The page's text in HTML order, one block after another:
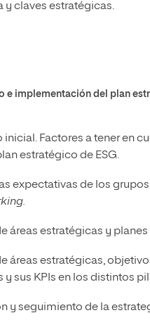
y claves estratégicas.
e implementación del plan
Factores a tener en
estratégico de ESG.
expectativas de los
áreas estratégicas y
áreas estratégicas,
y sus KPIs en los distintos
y seguimiento de la